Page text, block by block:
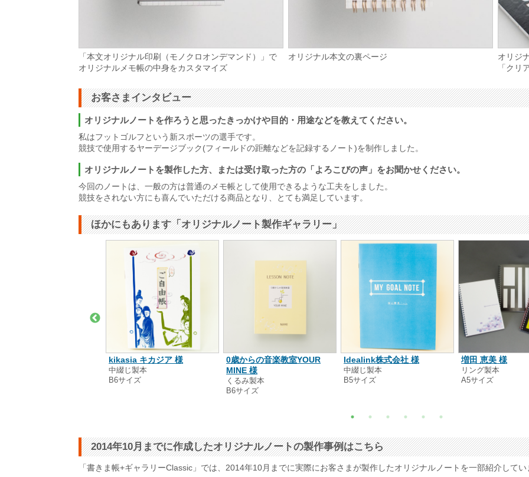
「本文オリジナル印刷（モノクロオンデマンド）」で
オリジナルメモ帳の中身をカスタマイズ
オリジナル本文の裏ページ
オリジ
「クリ
お客さまインタビュー
オリジナルノートを作ろうと思ったきっかけや目的・用途などを教えてください。
私はフットゴルフという新スポーツの選手です。
競技で使用するヤーデージブック(フィールドの距離などを記録するノート)を制作しました。
オリジナルノートを製作した方、または受け取った方の「よろこびの声」をお聞かせください。
今回のノートは、一般の方は普通のメモ帳として使用できるような工夫をしました。
競技をされない方にも喜んでいただける商品となり、とても満足しています。
ほかにもあります「オリジナルノート製作ギャラリー」
kikasia キカジア 様
中綴じ製本
B6サイズ
0歳からの音楽教室YOUR
MINE 様
くるみ製本
B6サイズ
Idealink株式会社 様
中綴じ製本
B5サイズ
増田 恵美 様
リング製本
A5サイズ
2014年10月までに作成したオリジナルノートの製作事例はこちら
「書きま帳+ギャラリーClassic」では、2014年10月までに実際にお客さまが製作したオリジナルノートを一部紹介してい